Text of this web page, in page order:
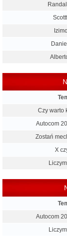
Czy warto
Autocom
Zostań
X
Autocom